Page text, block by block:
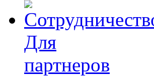
Для
партнеров